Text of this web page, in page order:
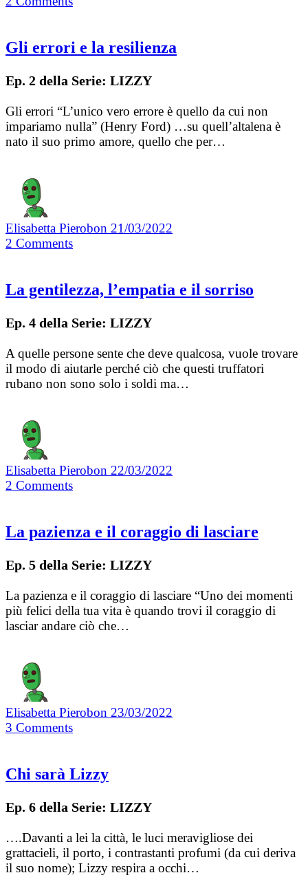
Gli errori e la resilienza
Ep. 2 della Serie: LIZZY
Gli errori “L’unico vero errore è quello da cui non
impariamo nulla” (Henry Ford) …su quell’altalena è
nato il suo primo amore, quello che per…
Elisabetta Pierobon 21/03/2022
2 Comments
La gentilezza, l’empatia e il sorriso
Ep. 4 della Serie: LIZZY
A quelle persone sente che deve qualcosa, vuole trovare
il modo di aiutarle perché ciò che questi truffatori
rubano non sono solo i soldi ma…
Elisabetta Pierobon 22/03/2022
2 Comments
La pazienza e il coraggio di lasciare
Ep. 5 della Serie: LIZZY
La pazienza e il coraggio di lasciare “Uno dei momenti
più felici della tua vita è quando trovi il coraggio di
lasciar andare ciò che…
Elisabetta Pierobon 23/03/2022
3 Comments
Chi sarà Lizzy
Ep. 6 della Serie: LIZZY
….Davanti a lei la città, le luci meravigliose dei
grattacieli, il porto, i contrastanti profumi (da cui deriva
il suo nome); Lizzy respira a occhi…